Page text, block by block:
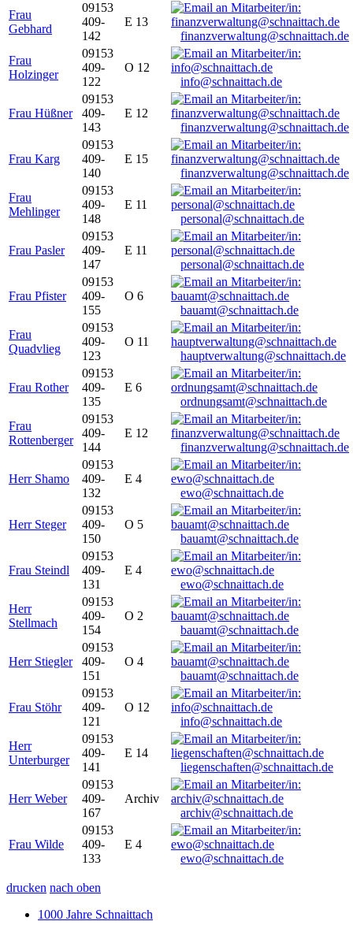
Frau
Gebhard
09153
409-
142
E 13
finanzverwaltung@schnaittach.de
Frau
Holzinger
09153
409-
122
O 12
info@schnaittach.de
Frau Hüßner
09153
409-
143
E 12
finanzverwaltung@schnaittach.de
Frau Karg
09153
409-
140
E 15
finanzverwaltung@schnaittach.de
Frau
Mehlinger
09153
409-
148
E 11
personal@schnaittach.de
Frau Pasler
09153
409-
147
E 11
personal@schnaittach.de
Frau Pfister
09153
409-
155
O 6
bauamt@schnaittach.de
Frau
Quadvlieg
09153
409-
123
O 11
hauptverwaltung@schnaittach.de
Frau Rother
09153
409-
135
E 6
ordnungsamt@schnaittach.de
Frau
Rottenberger
09153
409-
144
E 12
finanzverwaltung@schnaittach.de
Herr Shamo
09153
409-
132
E 4
ewo@schnaittach.de
Herr Steger
09153
409-
150
O 5
bauamt@schnaittach.de
Frau Steindl
09153
409-
131
E 4
ewo@schnaittach.de
Herr
Stellmach
09153
409-
154
O 2
bauamt@schnaittach.de
Herr Stiegler
09153
409-
151
O 4
bauamt@schnaittach.de
Frau Stöhr
09153
409-
121
O 12
info@schnaittach.de
Herr
Unterburger
09153
409-
141
E 14
liegenschaften@schnaittach.de
Herr Weber
09153
409-
167
Archiv
archiv@schnaittach.de
Frau Wilde
09153
409-
133
E 4
ewo@schnaittach.de
drucken nach oben
1000 Jahre Schnaittach